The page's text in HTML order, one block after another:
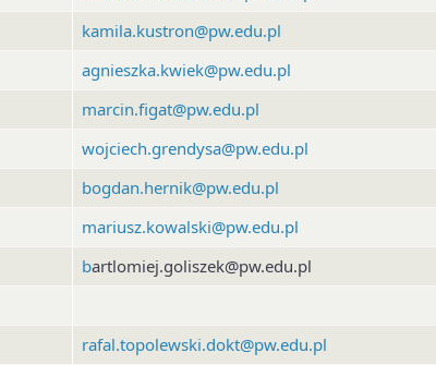
kamila.kustron@pw.edu.pl
agnieszka.kwiek@pw.edu.pl
marcin.figat@pw.edu.pl
wojciech.grendysa@pw.edu.pl
bogdan.hernik@pw.edu.pl
mariusz.kowalski@pw.edu.pl
bartlomiej.goliszek@pw.edu.pl
rafal.topolewski.dokt@pw.edu.pl